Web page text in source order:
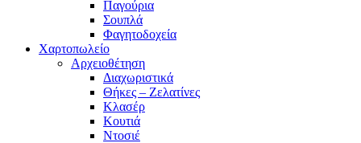
Παγούρια
Σουπλά
Φαγητοδοχεία
Χαρτοπωλείο
Αρχειοθέτηση
Διαχωριστικά
Θήκες – Ζελατίνες
Κλασέρ
Κουτιά
Ντοσιέ